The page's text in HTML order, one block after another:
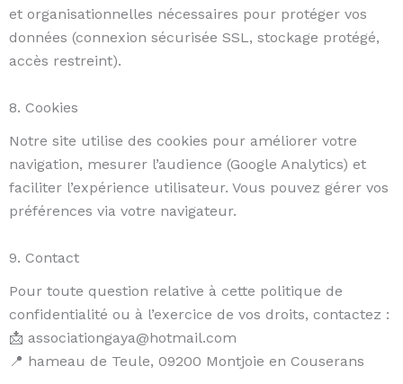
et organisationnelles nécessaires pour protéger vos
données (connexion sécurisée SSL, stockage protégé,
accès restreint).
8. Cookies
Notre site utilise des cookies pour améliorer votre
navigation, mesurer l’audience (Google Analytics) et
faciliter l’expérience utilisateur. Vous pouvez gérer vos
préférences via votre navigateur.
9. Contact
Pour toute question relative à cette politique de
confidentialité ou à l’exercice de vos droits, contactez :
📩 associationgaya@hotmail.com
📍 hameau de Teule, 09200 Montjoie en Couserans